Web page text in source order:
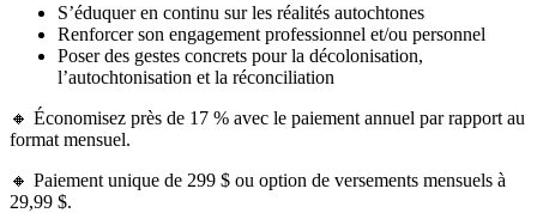
S’éduquer en continu sur les réalités autochtones
Renforcer son engagement professionnel et/ou personnel
Poser des gestes concrets pour la décolonisation,
l’autochtonisation et la réconciliation
🔸 Économisez près de 17 % avec le paiement annuel par rapport au
format mensuel.
🔸 Paiement unique de 299 $ ou option de versements mensuels à
29,99 $.